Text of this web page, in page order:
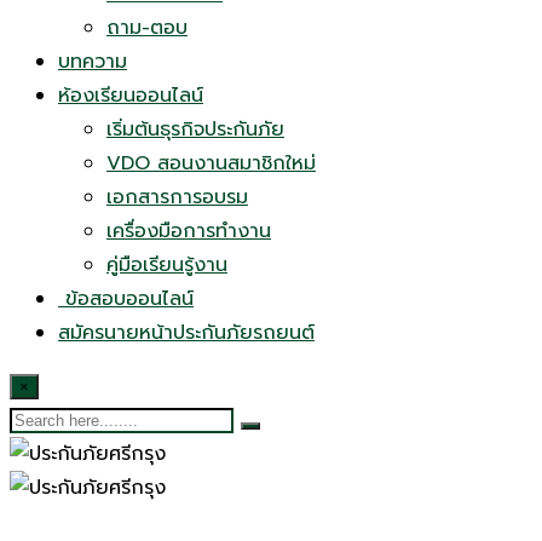
ถาม-ตอบ
บทความ
ห้องเรียนออนไลน์
เริ่มต้นธุรกิจประกันภัย
VDO สอนงานสมาชิกใหม่
เอกสารการอบรม
เครื่องมือการทำงาน
คู่มือเรียนรู้งาน
ข้อสอบออนไลน์
สมัครนายหน้าประกันภัยรถยนต์
×